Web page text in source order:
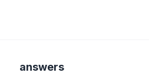
answers